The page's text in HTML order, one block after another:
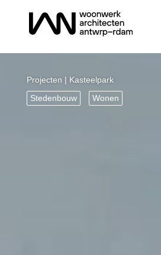
Projecten | Kasteelpark
Stedenbouw
Wonen